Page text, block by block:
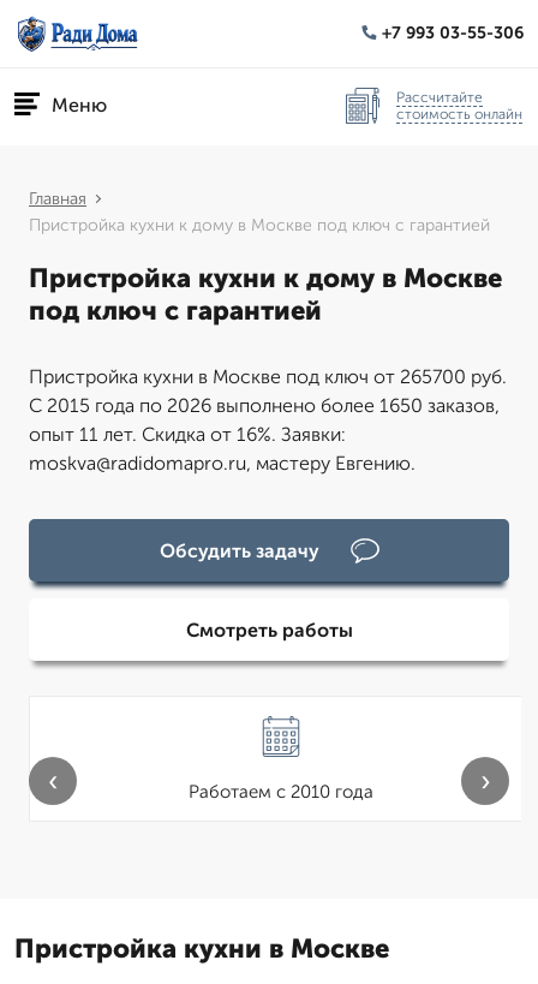
+7 993 03-55-306
Меню
Рассчитайте
стоимость онлайн
Главная
Пристройка кухни к дому в Москве под ключ с гарантией
Пристройка кухни к дому в Москве
под ключ с гарантией
Пристройка кухни в Москве под ключ от 265700 руб.
С 2015 года по 2026 выполнено более 1650 заказов,
опыт 11 лет. Скидка от 16%. Заявки:
moskva@radidomapro.ru, мастеру Евгению.
Обсудить задачу
Смотреть работы
Работаем с 2010 года
‹ ›
Пристройка кухни в Москве